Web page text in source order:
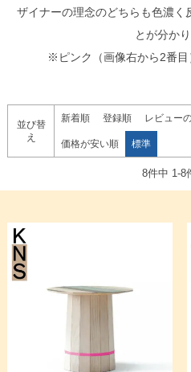
ザイナーの理念のどちらも色濃く
とが分かり
※ピンク（画像右から2番目
並び替
え
新着順 登録順 レビュー
価格が安い順 標準
8件中 1-8